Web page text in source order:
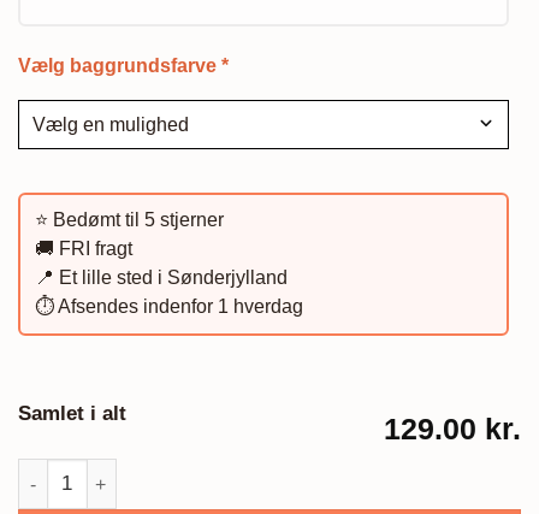
Vælg baggrundsfarve *
⭐️ Bedømt til 5 stjerner
🚚 FRI fragt
📍 Et lille sted i Sønderjylland
⏱️ Afsendes indenfor 1 hverdag
Samlet i alt 129.00 kr.
Sussi / My Hipster Family antal